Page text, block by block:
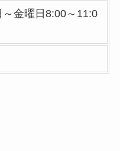
～金曜日8:00～11:0